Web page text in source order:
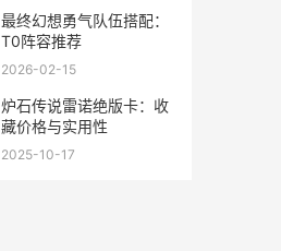
最终幻想勇气队伍搭配：
T0阵容推荐
2026-02-15
炉石传说雷诺绝版卡：收
藏价格与实用性
2025-10-17